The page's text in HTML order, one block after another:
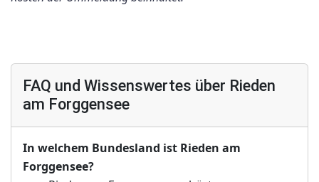
FAQ und Wissenswertes über Rieden
am Forggensee
In welchem Bundesland ist Rieden am
Forggensee?